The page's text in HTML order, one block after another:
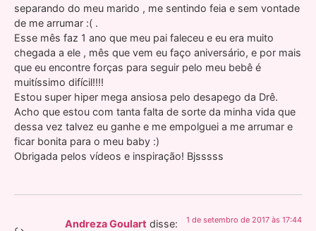
separando do meu marido , me sentindo feia e sem vontade
de me arrumar :( .
Esse mês faz 1 ano que meu pai faleceu e eu era muito
chegada a ele , mês que vem eu faço aniversário, e por mais
que eu encontre forças para seguir pelo meu bebê é
muitíssimo difícil!!!!
Estou super hiper mega ansiosa pelo desapego da Drê.
Acho que estou com tanta falta de sorte da minha vida que
dessa vez talvez eu ganhe e me empolguei a me arrumar e
ficar bonita para o meu baby :)
Obrigada pelos vídeos e inspiração! Bjsssss
Andreza Goulart disse: 1 de setembro de 2017 às 17:44